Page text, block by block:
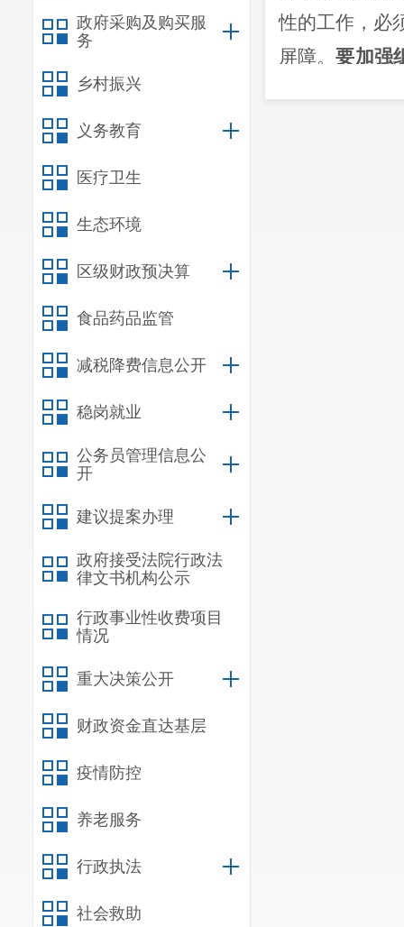
政府采购及购买服
务
乡村振兴
义务教育
医疗卫生
生态环境
区级财政预决算
食品药品监管
减税降费信息公开
稳岗就业
公务员管理信息公
开
建议提案办理
政府接受法院行政法
律文书机构公示
行政事业性收费项目
情况
重大决策公开
财政资金直达基层
疫情防控
养老服务
行政执法
社会救助
性的工作 ，必
屏障。要加强